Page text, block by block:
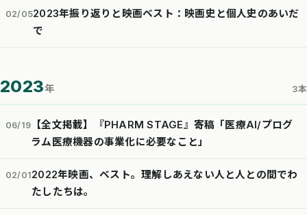
02/052023年振り返りと映画ベスト：映画史と個人史のあいだ
で
2023年 3本
06/19
【全文掲載】『PHARM STAGE』寄稿「医療AI/プログ
ラム医療機器の事業化に必要なこと」
02/012022年映画、ベスト。理解しあえない人と人との間でわ
たしたちは。